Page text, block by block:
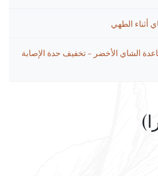
أثناء الطهي
الشاي الأخضر – تخفيف حدة الإصابة